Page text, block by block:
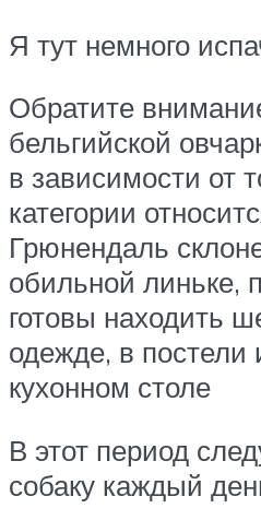
Я тут немного
Обратите
бельгийской
в зависимости от
категории
Грюнендаль
обильной линьке,
готовы находить
одежде, в постели
кухонном столе
В этот период
собаку каждый